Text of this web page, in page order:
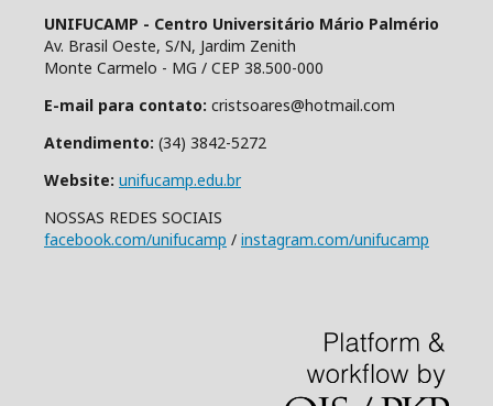
UNIFUCAMP - Centro Universitário Mário Palmério
Av. Brasil Oeste, S/N, Jardim Zenith
Monte Carmelo - MG / CEP 38.500-000
E-mail para contato: cristsoares@hotmail.com
Atendimento: (34) 3842-5272
Website: unifucamp.edu.br
NOSSAS REDES SOCIAIS
facebook.com/unifucamp / instagram.com/unifucamp